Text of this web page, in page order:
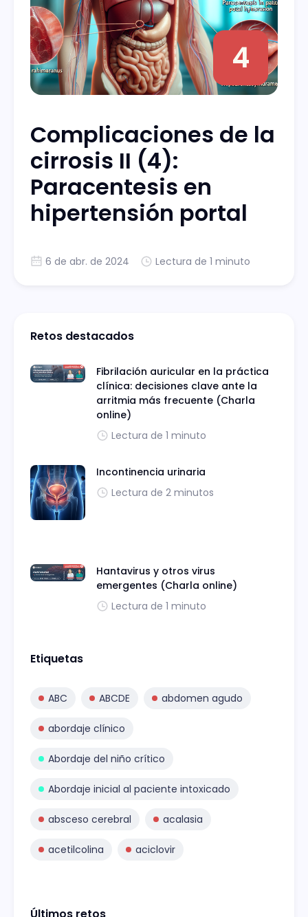
4
Complicaciones de la
cirrosis II (4):
Paracentesis en
hipertensión portal
6 de abr. de 2024 Lectura de 1 minuto
Retos destacados
Fibrilación auricular en la práctica
clínica: decisiones clave ante la
arritmia más frecuente (Charla
online)
Lectura de 1 minuto
Incontinencia urinaria
Lectura de 2 minutos
Hantavirus y otros virus
emergentes (Charla online)
Lectura de 1 minuto
Etiquetas
ABC ABCDE abdomen agudo
abordaje clínico
Abordaje del niño crítico
Abordaje inicial al paciente intoxicado
absceso cerebral acalasia
acetilcolina aciclovir
Últimos retos